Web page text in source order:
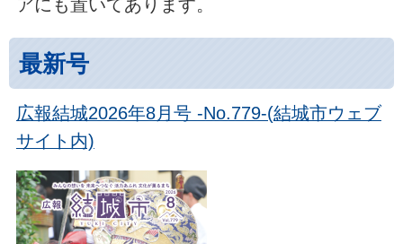
アにも置いてあります。
最新号
広報結城2026年8月号 -No.779-(結城市ウェブ
サイト内)